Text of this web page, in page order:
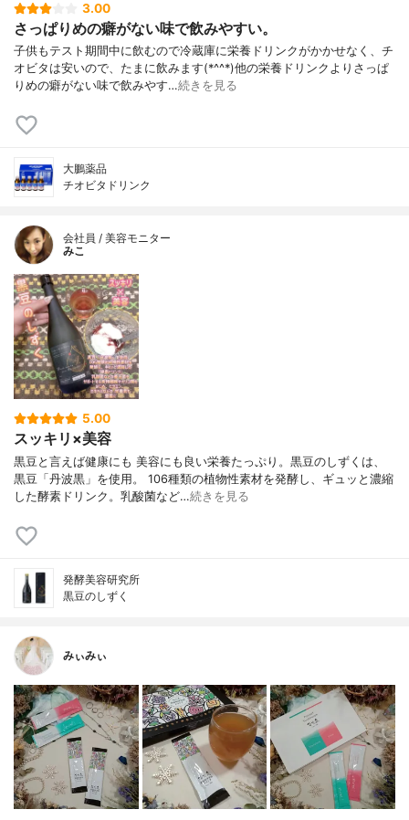
3.00
さっぱりめの癖がない味で飲みやすい。
子供もテスト期間中に飲むので冷蔵庫に栄養ドリンクがかかせなく、チ
オビタは安いので、たまに飲みます(*^^*)他の栄養ドリンクよりさっぱ
りめの癖がない味で飲みやす…続きを見る
大鵬薬品
チオビタドリンク
会社員 / 美容モニター
みこ
5.00
スッキリ×美容
黒豆と言えば健康にも 美容にも良い栄養たっぷり。黒豆のしずくは、
黒豆「丹波黒」を使用。 106種類の植物性素材を発酵し、ギュッと濃縮
した酵素ドリンク。乳酸菌など…続きを見る
発酵美容研究所
黒豆のしずく
みぃみぃ